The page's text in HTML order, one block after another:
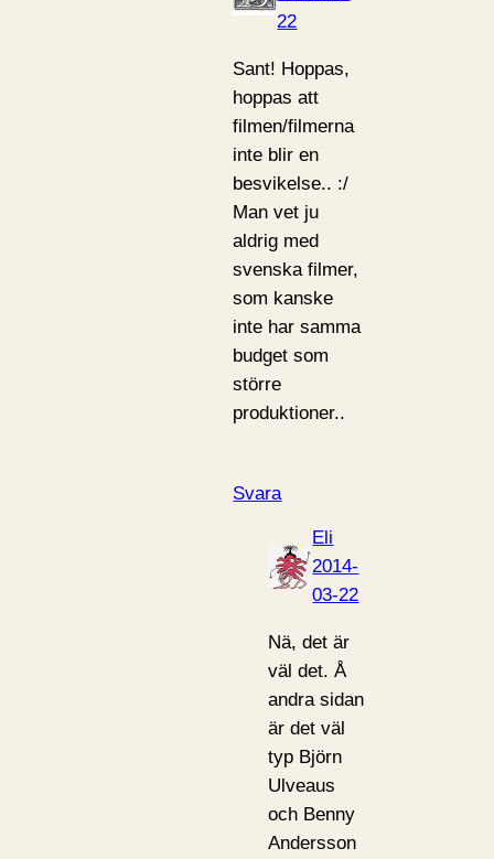
22
Sant! Hoppas,
hoppas att
filmen/filmerna
inte blir en
besvikelse.. :/
Man vet ju
aldrig med
svenska filmer,
som kanske
inte har samma
budget som
större
produktioner..
Svara
Eli
2014-
03-22
Nä, det är
väl det. Å
andra sidan
är det väl
typ Björn
Ulveaus
och Benny
Andersson